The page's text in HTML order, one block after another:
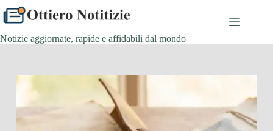
al
contenuto
Notizie aggiornate, rapide e affidabili dal mondo